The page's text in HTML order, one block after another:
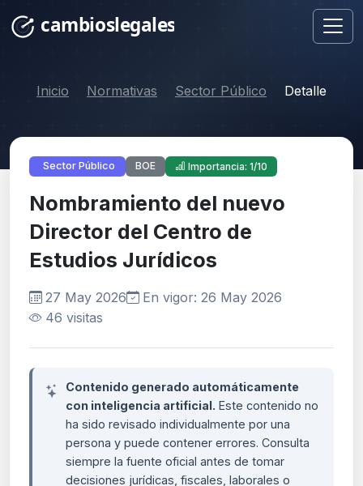
Inicio Normativas Sector Público Detalle
Sector Público BOE Importancia: 1/10
Nombramiento del nuevo
Director del Centro de
Estudios Jurídicos
27 May 2026
En vigor: 26 May 2026
46 visitas
Contenido generado automáticamente
con inteligencia artificial. Este contenido no
ha sido revisado individualmente por una
persona y puede contener errores. Consulta
siempre la fuente oficial antes de tomar
decisiones jurídicas, fiscales, laborales o